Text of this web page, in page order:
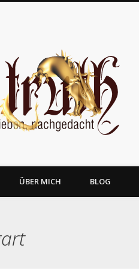
ÜBER MICH BLOG